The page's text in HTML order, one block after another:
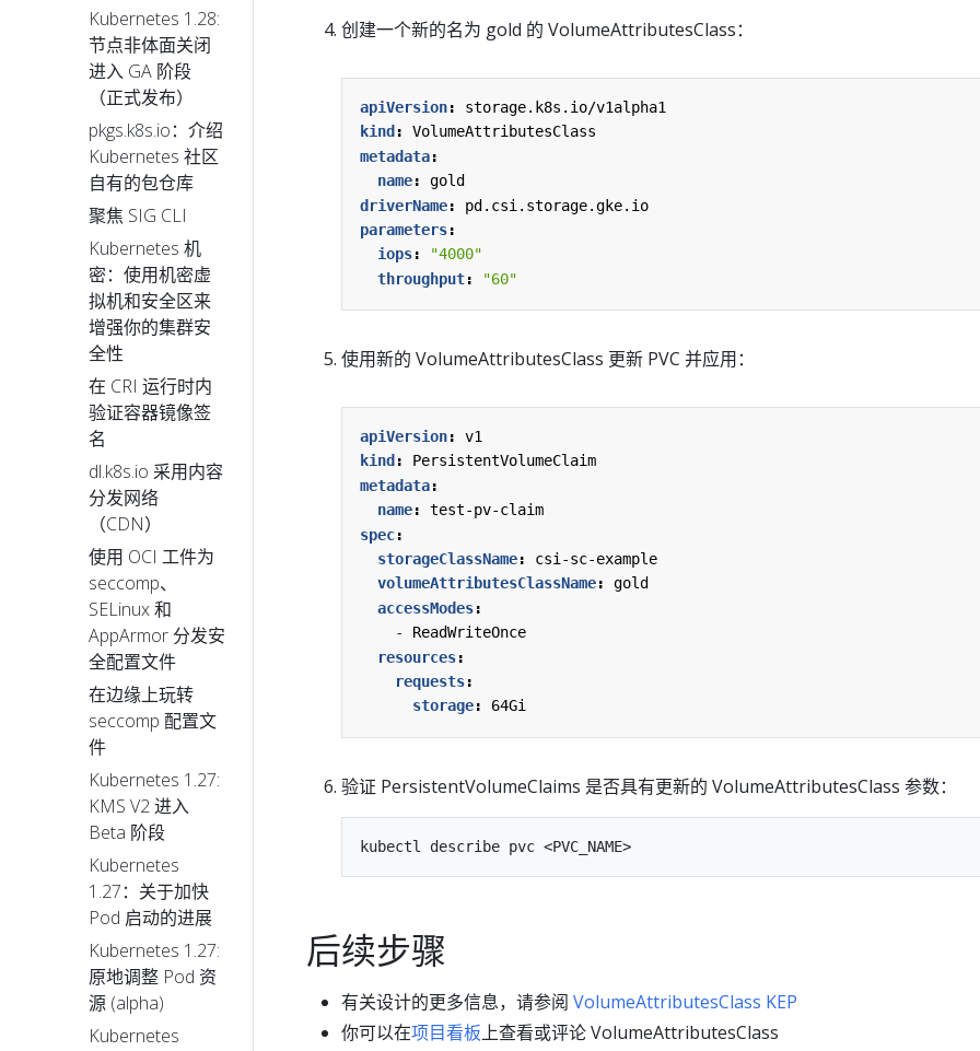
Kubernetes 1.28:
节点非体面关闭
进入 GA 阶段
（正式发布）
pkgs.k8s.io：介绍
Kubernetes 社区
自有的包仓库
聚焦 SIG CLI
Kubernetes 机
密：使用机密虚
拟机和安全区来
增强你的集群安
全性
在 CRI 运行时内
验证容器镜像签
名
dl.k8s.io 采用内容
分发网络
（CDN）
使用 OCI 工件为
seccomp、
SELinux 和
AppArmor 分发安
全配置文件
在边缘上玩转
seccomp 配置文
件
Kubernetes 1.27:
KMS V2 进入
Beta 阶段
Kubernetes
1.27：关于加快
Pod 启动的进展
Kubernetes 1.27:
原地调整 Pod 资
源 (alpha)
Kubernetes
创建一个新的名为 gold 的 VolumeAttributesClass：
apiVersion:
storage.k8s.io/v1alpha1
kind :
VolumeAttributesClass
metadata:
name:
gold
driverName:
pd.csi.storage.gke.io
parameters:
iops:
"4000"
throughput: "60"
使用新的 VolumeAttributesClass 更新 PVC 并应用：
apiVersion:
v1
kind :
PersistentVolumeClaim
metadata:
name:
test-pv-claim
spec:
storageClassName:
csi-sc-example
volumeAttributesClassName:
gold
accessModes:
- ReadWriteOnce
resources:
requests:
storage: 64Gi
验证 PersistentVolumeClaims 是否具有更新的 VolumeAttributesClass 参数：
后续步骤
有关设计的更多信息，请参阅 VolumeAttributesClass KEP
你可以在项目看板上查看或评论 VolumeAttributesClass